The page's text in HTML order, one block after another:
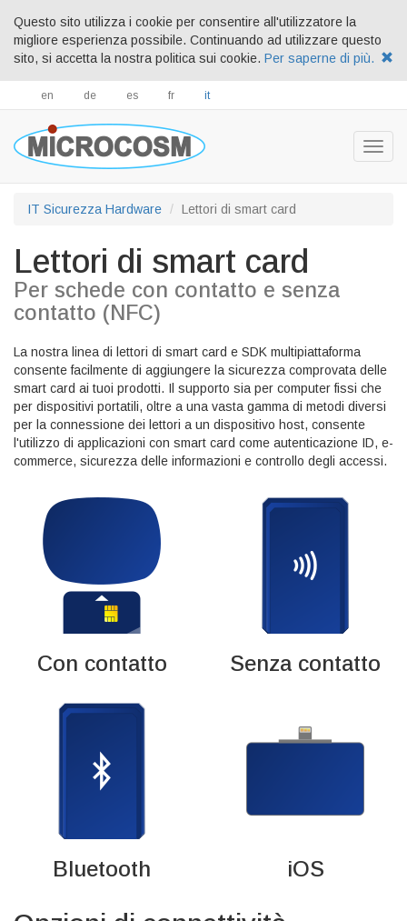
Questo sito utilizza i cookie per consentire all'utilizzatore la
migliore esperienza possibile. Continuando ad utilizzare questo
sito, si accetta la nostra politica sui cookie. Per saperne di più.
en de es fr it
IT Sicurezza Hardware Lettori di smart card
Lettori di smart card
Per schede con contatto e senza
contatto (NFC)
La nostra linea di lettori di smart card e SDK multipiattaforma
consente facilmente di aggiungere la sicurezza comprovata delle
smart card ai tuoi prodotti. Il supporto sia per computer fissi che
per dispositivi portatili, oltre a una vasta gamma di metodi diversi
per la connessione dei lettori a un dispositivo host, consente
l'utilizzo di applicazioni con smart card come autenticazione ID, e-
commerce, sicurezza delle informazioni e controllo degli accessi.
Con contatto Senza contatto
Bluetooth iOS